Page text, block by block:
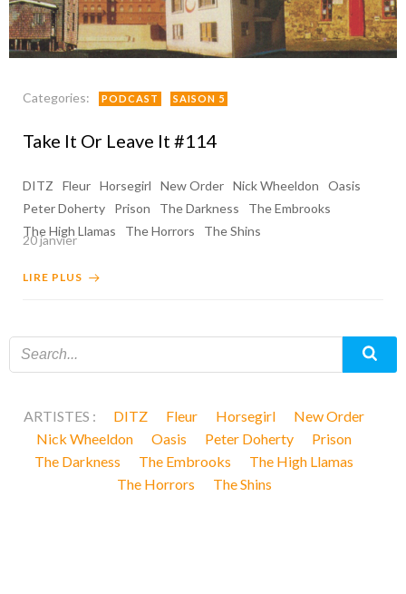
Categories: PODCAST SAISON 5
Take It Or Leave It #114
DITZ Fleur Horsegirl New Order Nick Wheeldon
Oasis
Peter Doherty
Prison The Darkness
The Embrooks
The High Llamas
The Horrors The Shins
20 janvier
LIRE PLUS
ARTISTES : DITZ Fleur Horsegirl
New Order
Nick Wheeldon
Oasis Peter Doherty
Prison
The Darkness
The Embrooks
The High Llamas
The Horrors
The Shins